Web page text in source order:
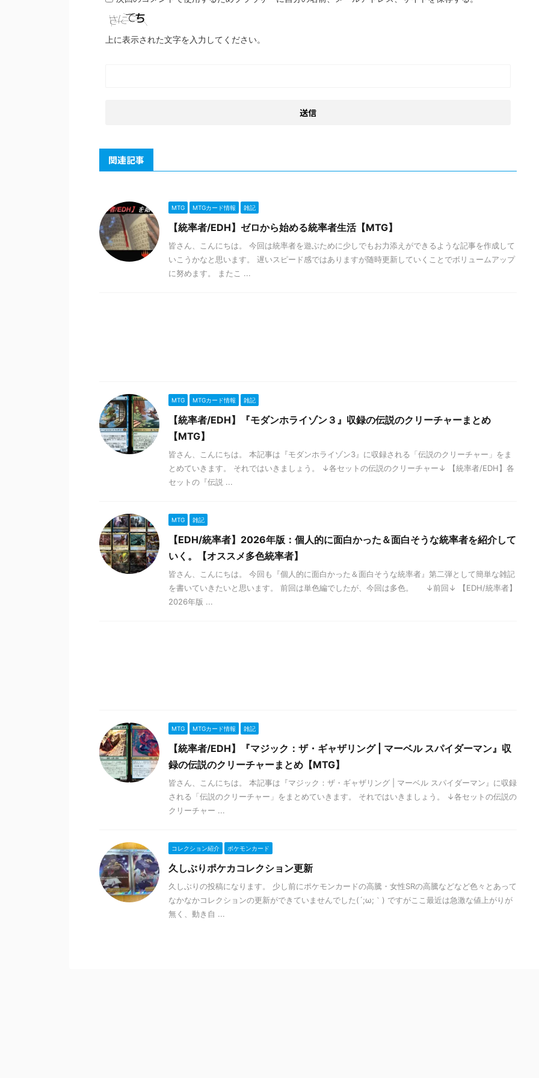
上に表示された文字を入力してください。
関連記事
MTG MTGカード情報 雑記
【統率者/EDH】ゼロから始める統率者生活【MTG】
皆さん、こんにちは。 今回は統率者を遊ぶために少しでもお力添えができるような記事を作成して
いこうかなと思います。 遅いスピード感ではありますが随時更新していくことでボリュームアップ
に努めます。 またこ ...
MTG MTGカード情報 雑記
【統率者/EDH】『モダンホライゾン３』収録の伝説のクリーチャーまとめ
【MTG】
皆さん、こんにちは。 本記事は『モダンホライゾン3』に収録される「伝説のクリーチャー」をま
とめていきます。 それではいきましょう。 ↓各セットの伝説のクリーチャー↓ 【統率者/EDH】各
セットの『伝説 ...
MTG 雑記
【EDH/統率者】2026年版：個人的に面白かった＆面白そうな統率者を紹介して
いく。【オススメ多色統率者】
皆さん、こんにちは。 今回も『個人的に面白かった＆面白そうな統率者』第二弾として簡単な雑記
を書いていきたいと思います。 前回は単色編でしたが、今回は多色。 ↓前回↓ 【EDH/統率者】
2026年版 ...
MTG MTGカード情報 雑記
【統率者/EDH】『マジック：ザ・ギャザリング | マーベル スパイダーマン』収
録の伝説のクリーチャーまとめ【MTG】
皆さん、こんにちは。 本記事は『マジック：ザ・ギャザリング | マーベル スパイダーマン』に収録
される「伝説のクリーチャー」をまとめていきます。 それではいきましょう。 ↓各セットの伝説の
クリーチャー ...
コレクション紹介 ポケモンカード
久しぶりポケカコレクション更新
久しぶりの投稿になります。 少し前にポケモンカードの高騰・女性SRの高騰などなど色々とあって
なかなかコレクションの更新ができていませんでした(´;ω;｀) ですがここ最近は急激な値上がりが
無く、動き自 ...